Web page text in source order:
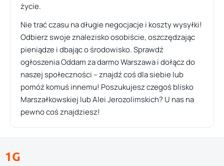
życie.
Nie trać czasu na długie negocjacje i koszty wysyłki!
Odbierz swoje znalezisko osobiście, oszczędzając
pieniądze i dbając o środowisko. Sprawdź
ogłoszenia Oddam za darmo Warszawa i dołącz do
naszej społeczności – znajdź coś dla siebie lub
pomóż komuś innemu! Poszukujesz czegoś blisko
Marszałkowskiej lub Alei Jerozolimskich? U nas na
pewno coś znajdziesz!
1G